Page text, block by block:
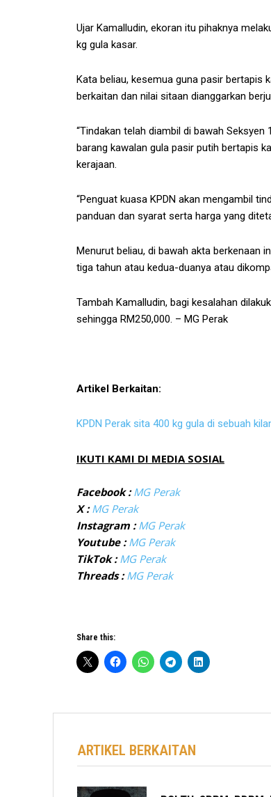
Ujar Kamalludin, ekoran itu pihaknya
kg gula kasar.
Kata beliau, kesemua guna pasir bertapis
berkaitan dan nilai sitaan dianggarkan
“Tindakan telah diambil di bawah
barang kawalan gula pasir putih bertapis
kerajaan.
“Penguat kuasa KPDN akan mengambil
panduan dan syarat serta harga yang
Menurut beliau, di bawah akta berkenaan
tiga tahun atau kedua-duanya atau
Tambah Kamalludin, bagi kesalahan
sehingga RM250,000. – MG Perak
Artikel Berkaitan:
KPDN Perak sita 400 kg gula di sebuah
IKUTI KAMI DI MEDIA SOSIAL
Facebook : MG Perak
X : MG Perak
Instagram : MG Perak
Youtube : MG Perak
TikTok : MG Perak
Threads : MG Perak
Share this:
ARTIKEL BERKAITAN